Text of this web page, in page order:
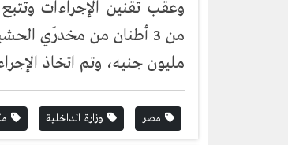
وعقب تقنين الإجراءات
مليون جنيه، وتم اتخاذ
مصر وزارة الداخلية